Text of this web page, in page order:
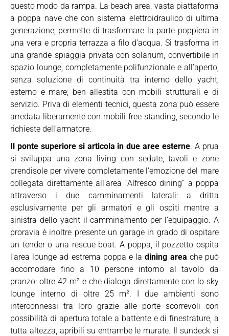
questo modo da rampa. La beach area, vasta piattaforma
a poppa nave che con sistema elettroidraulico di ultima
generazione, permette di trasformare la parte poppiera in
una vera e propria terrazza a filo d’acqua. Si trasforma in
una grande spiaggia privata con solarium, convertibile in
spazio lounge, completamente polifunzionale e all’aperto,
senza soluzione di continuità tra interno dello yacht,
esterno e mare; ben allestita con mobili strutturali e di
servizio. Priva di elementi tecnici, questa zona può essere
arredata liberamente con mobili free standing, secondo le
richieste dell’armatore.
Il ponte superiore si articola in due aree esterne. A prua
si sviluppa una zona living con sedute, tavoli e zone
prendisole per vivere completamente l’emozione del mare
collegata direttamente all’area “Alfresco dining” a poppa
attraverso i due camminamenti laterali: a dritta
esclusivamente per gli armatori e gli ospiti mentre a
sinistra dello yacht il camminamento per l’equipaggio. A
proravia è inoltre presente un garage in grado di ospitare
un tender o una rescue boat. A poppa, il pozzetto ospita
l’area lounge ad estrema poppa e ladining area che può
accomodare fino a 10 persone intorno al tavolo da
pranzo: oltre 42 m² e che dialoga direttamente con lo sky
lounge interno di oltre 25 m². I due ambienti sono
interconnessi tra loro grazie alle porte scorrevoli con
possibilità di apertura totale a battente e di finestrature, a
tutta altezza, apribili su entrambe le murate. Il sundeck si